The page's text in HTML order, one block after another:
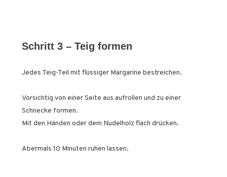
Schritt 3 – Teig formen
Jedes Teig-Teil mit flüssiger Margarine bestreichen.
Vorsichtig von einer Seite aus aufrollen und zu einer
Schnecke formen.
Mit den Händen oder dem Nudelholz flach drücken.
Abermals 10 Minuten ruhen lassen.